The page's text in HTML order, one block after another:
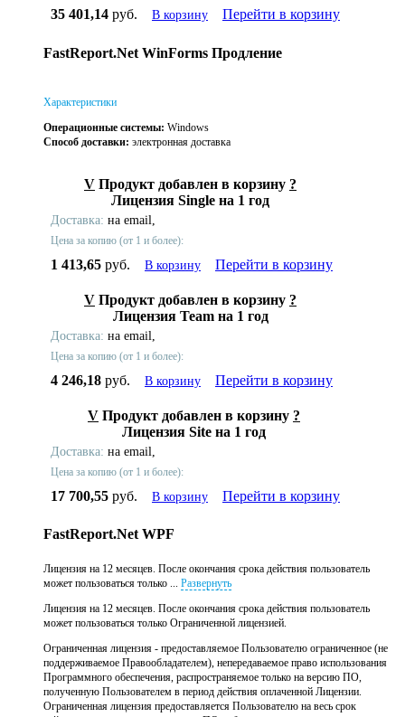
35 401,14 руб. В корзину Перейти в корзину
FastReport.Net WinForms Продление
Характеристики
Операционные системы: Windows
Способ доставки: электронная доставка
V Продукт добавлен в корзину ?
Лицензия Single на 1 год
Доставка: на email,
Цена за копию (от 1 и более):
1 413,65 руб. В корзину Перейти в корзину
V Продукт добавлен в корзину ?
Лицензия Team на 1 год
Доставка: на email,
Цена за копию (от 1 и более):
4 246,18 руб. В корзину Перейти в корзину
V Продукт добавлен в корзину ?
Лицензия Site на 1 год
Доставка: на email,
Цена за копию (от 1 и более):
17 700,55 руб. В корзину Перейти в корзину
FastReport.Net WPF
Лицензия на 12 месяцев. После окончания срока действия пользователь
может пользоваться только ... Развернуть
Лицензия на 12 месяцев. После окончания срока действия пользователь
может пользоваться только Ограниченной лицензией.
Ограниченная лицензия - предоставляемое Пользователю ограниченное (не
поддерживаемое Правообладателем), непередаваемое право использования
Программного обеспечения, распространяемое только на версию ПО,
полученную Пользователем в период действия оплаченной Лицензии.
Ограниченная лицензия предоставляется Пользователю на весь срок